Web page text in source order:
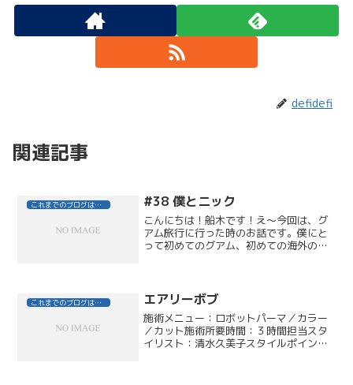
defidefi
関連記事
これまでのブログはこちら #38 僕とニック
こんにちは！船木です！え～今回は、グ
アム旅行に行った時のお話です。僕にと
って初めてのグアム、初めての海外の海
た！そして僕にはとても日本で...
これまでのブログはこちら エアリーボブ
施術メニュー：ロボットパーマ／カラー
／カット施術所要時間：３時間担当スタ
イリスト：清水久美子スタイルポイン